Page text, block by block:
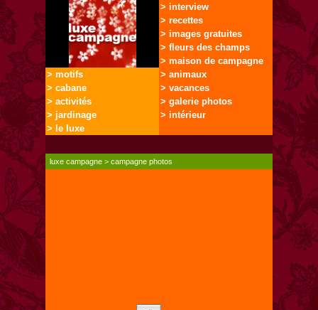
> interview
> recettes
> images gratuites
> fleurs des champs
> maison de campagne
> motifs
> cabane
> activités
> jardinage
> le luxe
> animaux
> vacances
> galerie photos
> intérieur
luxe campagne >campagne photos